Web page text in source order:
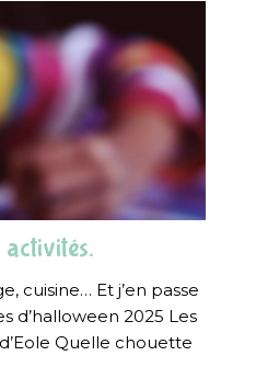
activités.
cuisine… Et j’en passe
d’halloween 2025 Les
Quelle chouette